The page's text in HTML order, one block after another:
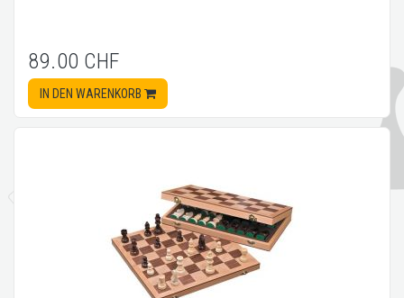
89.00 CHF
IN DEN WARENKORB